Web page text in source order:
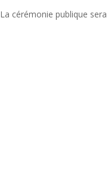
La cérémonie publique